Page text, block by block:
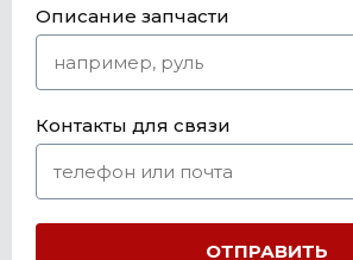
Описание запчасти
Контакты для связи